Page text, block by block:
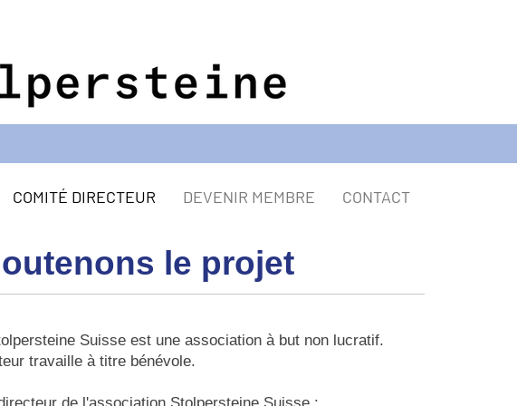
COMITÉ DIRECTEUR DEVENIR MEMBRE CONTACT
le projet
Suisse est une association à but non lucratif.
travaille à titre bénévole.